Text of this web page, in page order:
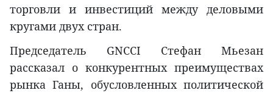
торговли и инвестиций между деловыми
кругами двух стран.
Председатель GNCCI Стефан Мьезан
рассказал о конкурентных преимуществах
рынка Ганы, обусловленных политической